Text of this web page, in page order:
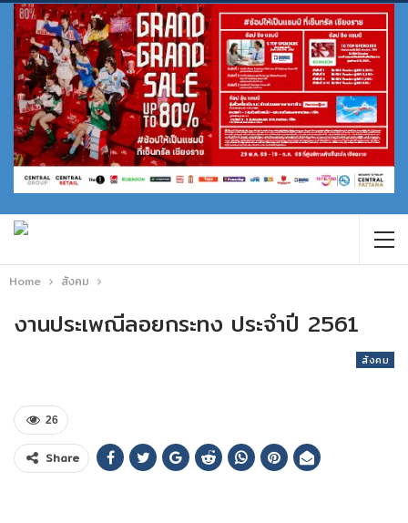
Home สังคม
งานประเพณีลอยกระทง ประจำปี 2561
สังคม
26
Share